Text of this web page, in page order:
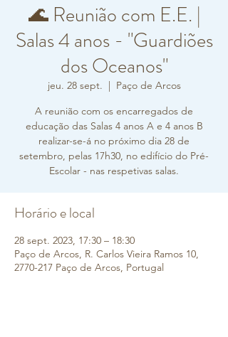
🌊 Reunião com E.E. |
Salas 4 anos - "Guardiões
dos Oceanos"
jeu. 28 sept.
  |
Paço de Arcos
A reunião com os encarregados de
educação das Salas 4 anos A e 4 anos B
realizar-se-á no próximo dia 28 de
setembro, pelas 17h30, no edifício do Pré-
Escolar - nas respetivas salas.
Horário e local
28 sept. 2023, 17:30 – 18:30
Paço de Arcos, R. Carlos Vieira Ramos 10,
2770-217 Paço de Arcos, Portugal